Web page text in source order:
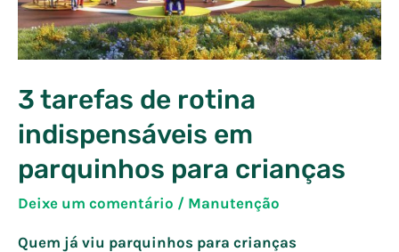
3 tarefas de rotina
indispensáveis em
parquinhos para crianças
Deixe um comentário / Manutenção
Quem já viu parquinhos para crianças